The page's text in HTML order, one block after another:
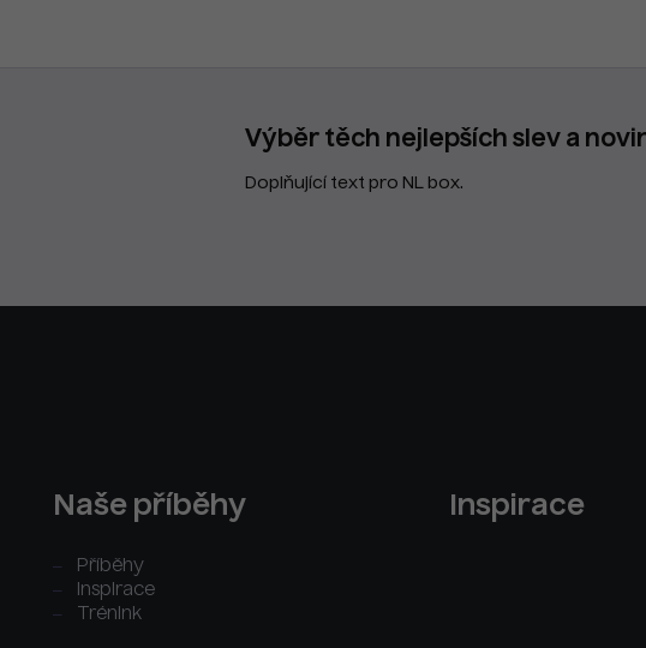
Výběr těch nejlepších slev a
Doplňující text pro NL box.
Naše příběhy
Příběhy
Inspirace
Trénink
Inspirace